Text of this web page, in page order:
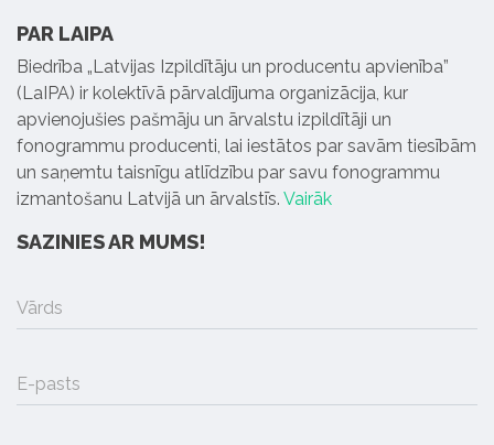
PAR LAIPA
Biedrība „Latvijas Izpildītāju un producentu apvienība”
(LaIPA) ir kolektīvā pārvaldījuma organizācija, kur
apvienojušies pašmāju un ārvalstu izpildītāji un
fonogrammu producenti, lai iestātos par savām tiesībām
un saņemtu taisnīgu atlīdzību par savu fonogrammu
izmantošanu Latvijā un ārvalstīs. Vairāk
SAZINIES AR MUMS!
Vārds
E-pasts